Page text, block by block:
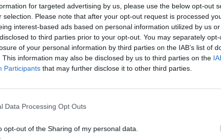
for targeted advertising by us, please use the below opt-out
selection. Please note that after your opt-out request is processed
interest-based ads based on personal information utilized by us
to third parties prior to your opt-out. You may separately
of your personal information by third parties on the IAB’s list of
This information may also be disclosed by us to third parties on the
Participants that may further disclose it to other third parties.
Data Processing Opt Outs
opt-out of the Sharing of my personal data.
a sublinhar que a origem esteve relacionada
um apelo direto à população, alertando que
continuam a conter brasas» e que a sua
plásticos, «acaba por provocar
de operacionais e meios que poderiam ter
recipientes próprios para as cinzas junto
que existam problemas com a capacidade
autarquia.